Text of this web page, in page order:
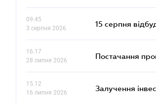
09.45
3 серпня 2026
15 серпня
16.17
28 липня 2026
Постачання
15.12
16 липня 2026
Залучення